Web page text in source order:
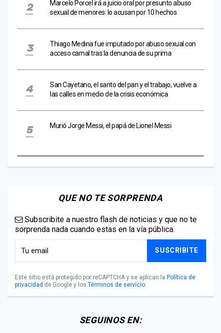
Marcelo Porcel irá a juicio oral por presunto abuso
sexual de menores: lo acusan por 10 hechos
Thiago Medina fue imputado por abuso sexual con
acceso carnal tras la denuncia de su prima
San Cayetano, el santo del pan y el trabajo, vuelve a
las calles en medio de la crisis económica
Murió Jorge Messi, el papá de Lionel Messi
QUE NO TE SORPRENDA
Subscribite a nuestro flash de noticias y que no te
sorprenda nada cuando estas en la vía pública.
SUSCRIBITE
Este sitio está protegido por reCAPTCHA y se aplican la Política de
privacidad de Google y los Términos de servicio.
SEGUINOS EN: